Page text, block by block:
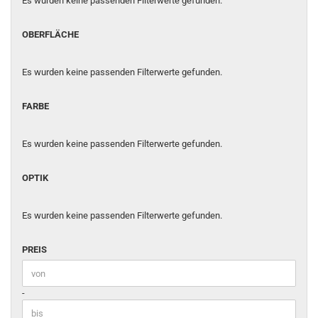
OBERFLÄCHE
OBERFLÄCHE
Es wurden keine passenden Filterwerte gefunden.
FARBE
FARBE
Es wurden keine passenden Filterwerte gefunden.
OPTIK
OPTIK
Es wurden keine passenden Filterwerte gefunden.
PREIS
PREIS
Preis bis
-